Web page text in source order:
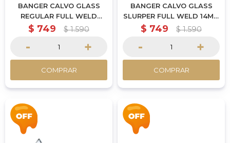
BANGER CALVO GLASS
REGULAR FULL WELD
14MM MACHO
$ 749 $ 1.590
- +
COMPRAR
BANGER CALVO GLASS
SLURPER FULL WELD 14MM
MACHO
$ 749 $ 1.590
- +
COMPRAR